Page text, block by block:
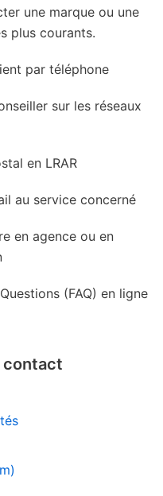
une marque ou une
plus courants.
par téléphone
sur les réseaux
en LRAR
au service concerné
en agence ou en
(FAQ) en ligne
contact